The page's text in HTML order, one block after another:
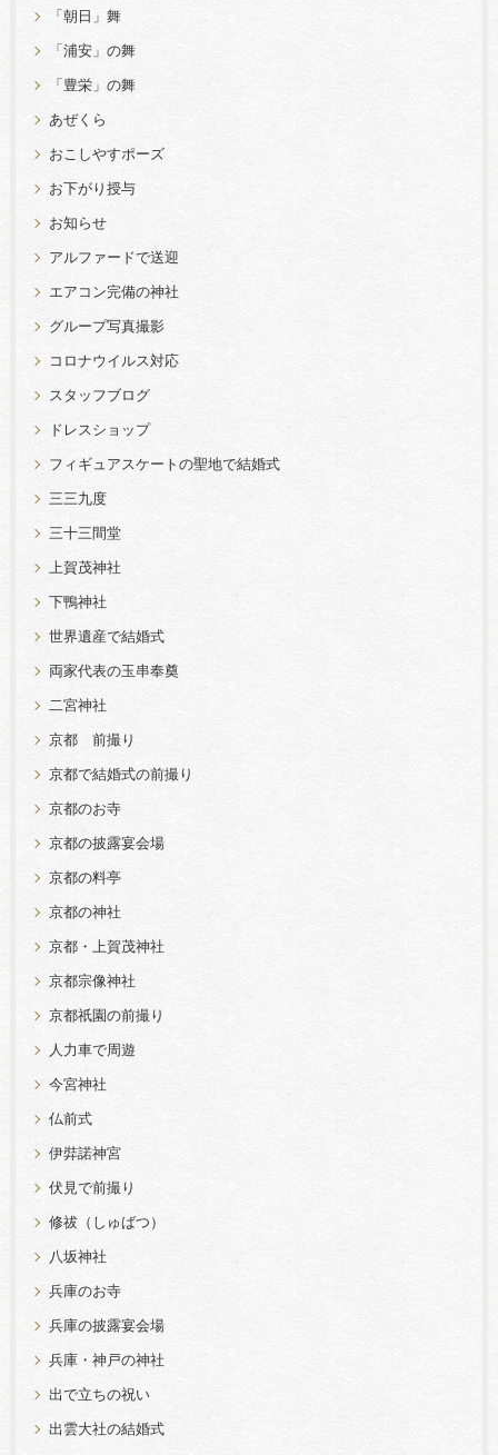
「朝日」舞
「浦安」の舞
「豊栄」の舞
あぜくら
おこしやすポーズ
お下がり授与
お知らせ
アルファードで送迎
エアコン完備の神社
グループ写真撮影
コロナウイルス対応
スタッフブログ
ドレスショップ
フィギュアスケートの聖地で結婚式
三三九度
三十三間堂
上賀茂神社
下鴨神社
世界遺産で結婚式
両家代表の玉串奉奠
二宮神社
京都 前撮り
京都で結婚式の前撮り
京都のお寺
京都の披露宴会場
京都の料亭
京都の神社
京都・上賀茂神社
京都宗像神社
京都祇園の前撮り
人力車で周遊
今宮神社
仏前式
伊弉諾神宮
伏見で前撮り
修祓（しゅばつ）
八坂神社
兵庫のお寺
兵庫の披露宴会場
兵庫・神戸の神社
出で立ちの祝い
出雲大社の結婚式